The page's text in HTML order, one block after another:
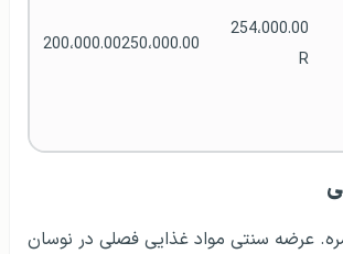
R
200،000.00250،000.00
عرضه سنتی مواد غذایی فصلی در نوسان